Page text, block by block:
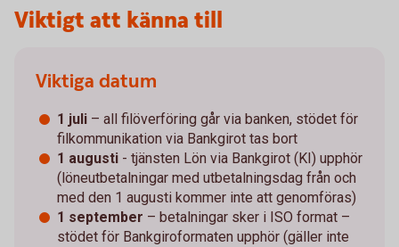
Viktigt att känna till
Viktiga datum
1 juli – all filöverföring går via banken, stödet för
filkommunikation via Bankgirot tas bort
1 augusti - tjänsten Lön via Bankgirot (KI) upphör
(löneutbetalningar med utbetalningsdag från och
med den 1 augusti kommer inte att genomföras)
1 september – betalningar sker i ISO format –
stödet för Bankgiroformaten upphör (gäller inte